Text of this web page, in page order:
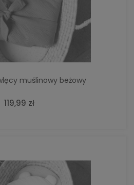
muślinowy beżowy
119,99 zł